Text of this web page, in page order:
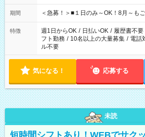
etc ★最短で3時間で5,120円のお仕事から 15時間で2万円近く稼
げるお仕事も！ ご希望のお時間に合わせてご紹介！ ※シフトは
ください！
期間 ＜急募！＞■１日のみ～OK！8月～も
特徴 週1日からOK / 日払いOK / 履歴書不要
フト勤務 / 10名以上の大量募集 / 電話
ル不要
気になる！ 応募する
未読
短時間シフトあり！WEBでサク